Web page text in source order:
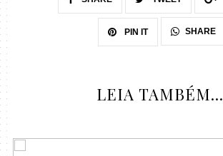
PIN IT SHARE
LEIA TAMBÉM...